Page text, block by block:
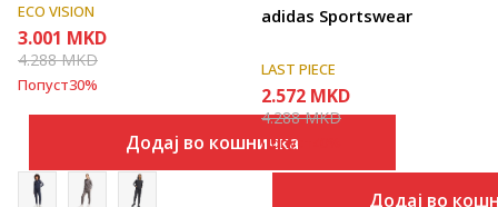
ECO VISION
3.001 MKD
4.288MKD
Попуст30%
Додај во кошничка
adidas Sportswear
LAST PIECE
2.572 MKD
4.288MKD
Попуст
Додај во